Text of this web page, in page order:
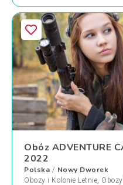
Obóz ADVENTURE
2022
Polska / Nowy Dworek
Obozy i Kolonie Letnie,